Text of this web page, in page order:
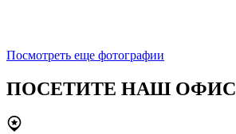
Посмотреть еще фотографии
ПОСЕТИТЕ НАШ ОФИС